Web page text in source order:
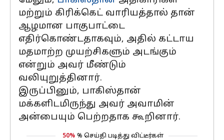
மற்றும் கிரிக்கெட் வாரியத்தால் தான்
ஆழமான பாகுபாட்டை
எதிர்கொண்டதாகவும், அதில் கட்டாய
மதமாற்ற முயற்சிகளும் அடங்கும்
என்றும் அவர் மீண்டும்
வலியுறுத்தினார்.
இருப்பினும், பாகிஸ்தான்
மக்களிடமிருந்து அவர் அவாமின்
அன்பையும் பெற்றதாக கூறினார்.
50% % செய்தி படித்து விட்டீர்கள்